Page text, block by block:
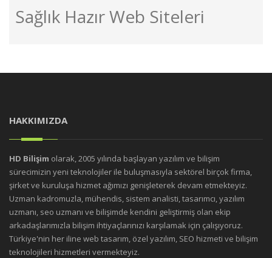
Sağlık Hazır Web Siteleri
HAKKIMIZDA
HD Bilişim olarak, 2005 yılında başlayan yazılım ve bilişim
sürecimizin yeni teknolojiler ile buluşmasıyla sektörel birçok firma,
şirket ve kuruluşa hizmet ağımızı genişleterek devam etmekteyiz.
Uzman kadromuzla, mühendis, sistem analisti, tasarımcı, yazılım
uzmanı, seo uzmanı ve bilişimde kendini geliştirmiş olan ekip
arkadaşlarımızla bilişim ihtiyaçlarınızı karşılamak için çalışıyoruz.
Türkiye'nin her iline web tasarım, özel yazılım, SEO hizmeti ve bilişim
teknolojileri hizmetleri vermekteyiz.